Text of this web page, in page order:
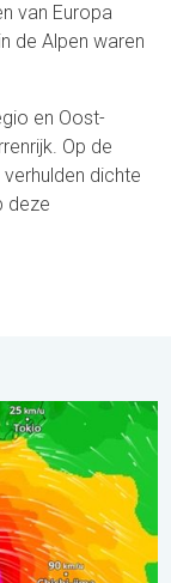
van Europa
de Alpen waren
en Oost-
Op de
dichte
deze
en wind. . .